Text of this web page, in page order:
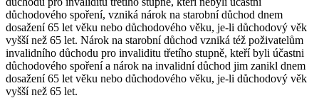
důchodového spoření, vzniká nárok na starobní důchod dnem
dosažení 65 let věku nebo důchodového věku, je-li důchodový věk
vyšší než 65 let. Nárok na starobní důchod vzniká též poživatelům
invalidního důchodu pro invaliditu třetího stupně, kteří byli účastni
důchodového spoření a nárok na invalidní důchod jim zanikl dnem
dosažení 65 let věku nebo důchodového věku, je-li důchodový věk
vyšší než 65 let.